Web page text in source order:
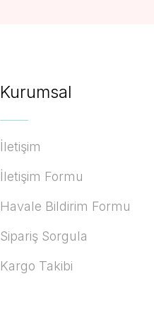
Kurumsal
İletişim
İletişim Formu
Havale Bildirim Formu
Sipariş Sorgula
Kargo Takibi